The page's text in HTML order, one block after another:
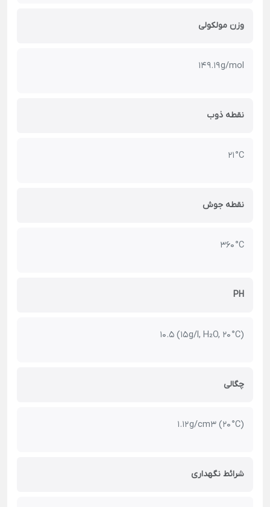
وزن مولکولی
149.19 g/mol
نقطه ذوب
21 °C
نقطه جوش
360 °C
PH
10.5 (15 g/l, H₂O, 20 °C)
چگالی
1.12 g/cm3 (20 °C)
شرائط نگهداری